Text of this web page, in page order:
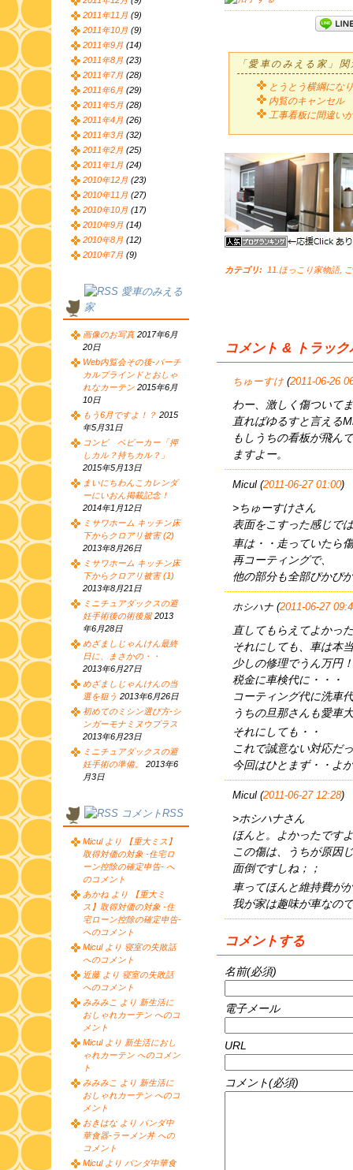
「愛車のみえる家」
とうとう横綱にな
内覧のキャンセル
工事看板に間違い
カテゴリ: 11.ほっこり家物語,
コメント & トラック
ちゅーすけ(2011-06-26
わー、激しく傷ついて
直ればゆるすと言える
もしうちの看板が飛ん
ますよー。
Micul (2011-06-27 01:00)
>ちゅーすけさん
表面をこすった感じで
車は・・走っていたら
再コーティングで、
他の部分も全部ぴかぴ
ホシハナ (2011-06-27
直してもらえてよかっ
それにしても、車は本
少しの修理でうん万円！
税金に車検代に・・・
コーティング代に洗車
うちの旦那さんも愛車
それにしても・・
これで誠意ない対応だ
今回はひとまず・・よ
Micul (2011-06-27 12:28)
>ホシハナさん
ほんと。よかったです
この傷は、うちが原因
面倒ですしね；；
車ってほんと維持費が
我が家は趣味が車なの
コメントする
名前(必須)
電子メール
URL
コメント(必須)
2011年11月 (9)
2011年10月 (9)
2011年9月 (14)
2011年8月 (23)
2011年7月 (28)
2011年6月 (29)
2011年5月 (28)
2011年4月 (26)
2011年3月 (32)
2011年2月 (25)
2011年1月 (24)
2010年12月 (23)
2010年11月 (27)
2010年10月 (17)
2010年9月 (14)
2010年8月 (12)
2010年7月 (9)
愛車のみえる
家
画像のお写真 2017年6月
20日
Web内覧会その後-バーチ
カルブラインドとおしゃ
れなカーテン 2015年6月
10日
もう6月ですよ！？ 2015
年5月31日
コンビ ベビーカー「押
しカル？持ちカル？」
2015年5月13日
まいにちわんこカレンダ
ーにいおん掲載記念！
2014年1月12日
ミサワホーム キッチン床
下からクロアリ被害 (2)
2013年8月26日
ミサワホーム キッチン床
下からクロアリ被害 (1)
2013年8月21日
ミニチュアダックスの避
妊手術後の術後服 2013
年6月28日
めざましじゃんけん最終
日に、まさかの・・
2013年6月27日
めざましじゃんけんの当
選を狙う 2013年6月26日
初めてのミシン選び方-シ
ンガーモナミヌウプラス
2013年6月23日
ミニチュアダックスの避
妊手術の準備。
2013年6
月3日
コメントRSS
Micul より 【重大ミス】
取得対価の対象 -住宅ロ
ーン控除の確定申告- へ
のコメント
あかね より 【重大ミ
ス】取得対価の対象 -住
宅ローン控除の確定申告-
へのコメント
Micul より 寝室の失敗話
へのコメント
近藤 より 寝室の失敗話
へのコメント
みみみこ より 新生活に
おしゃれカーテン へのコ
メント
Micul より 新生活におし
ゃれカーテン へのコメン
ト
みみみこ より 新生活に
おしゃれカーテン へのコ
メント
おきはな より パンダ中
華食器-ラーメン丼 への
コメント
Micul より パンダ中華食